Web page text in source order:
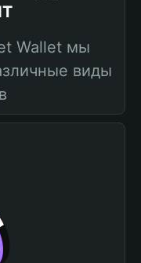
Wallet мы
виды